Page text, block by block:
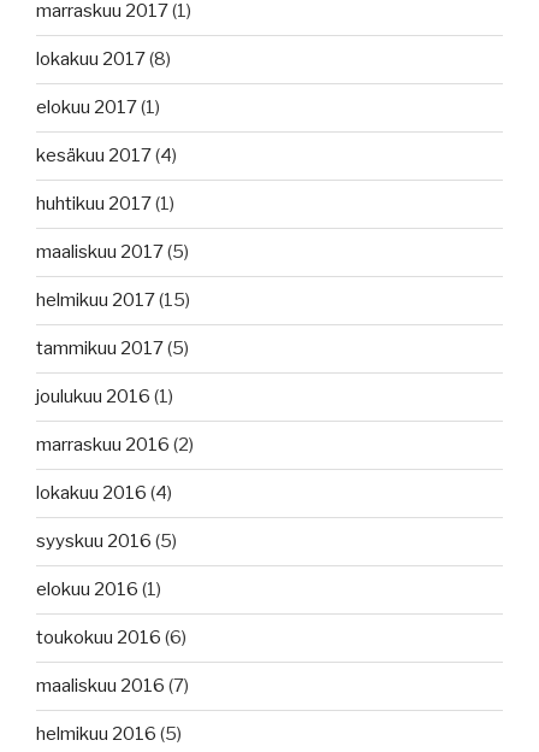
marraskuu 2017(1)
lokakuu 2017(8)
elokuu 2017(1)
kesäkuu 2017(4)
huhtikuu 2017(1)
maaliskuu 2017(5)
helmikuu 2017(15)
tammikuu 2017(5)
joulukuu 2016 (1)
marraskuu 2016 (2)
lokakuu 2016 (4)
syyskuu 2016 (5)
elokuu 2016 (1)
toukokuu 2016 (6)
maaliskuu 2016 (7)
helmikuu 2016 (5)